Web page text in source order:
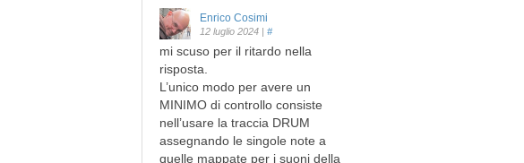
Enrico Cosimi
12 luglio 2024 | #
mi scuso per il ritardo nella
risposta.
L’unico modo per avere un
MINIMO di controllo consiste
nell’usare la traccia DRUM
assegnando le singole note a
quelle mappate per i suoni della